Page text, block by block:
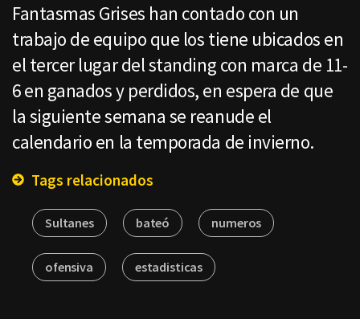
Fantasmas Grises han contado con un
trabajo de equipo que los tiene ubicados en
el tercer lugar del standing con marca de 11-
6 en ganados y perdidos, en espera de que
la siguiente semana se reanude el
calendario en la temporada de invierno.
Tags relacionados
Sultanes bateó numeros
ofensiva estadisticas